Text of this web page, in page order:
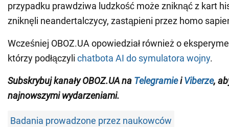
przypadku prawdziwa ludzkość może zniknąć z kart
zniknęli neandertalczycy, zastąpieni przez homo
Wcześniej OBOZ.UA opowiedział również o
którzy podłączyli chatbota AI do symulatora wojny.
Subskrybuj kanały OBOZ.UA na TelegramieiViberze,
najnowszymi wydarzeniami.
Badania prowadzone przez naukowców